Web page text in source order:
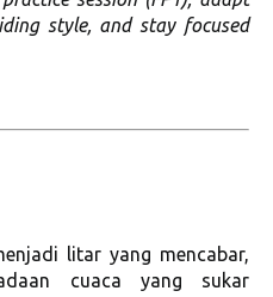
style, and stay focused
litar yang mencabar,
cuaca yang sukar